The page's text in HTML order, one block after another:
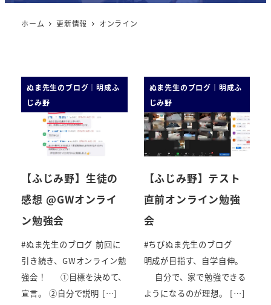
ホーム 更新情報 オンライン
ぬま先生のブログ｜明成ふ
じみ野
【ふじみ野】生徒の
感想 @GWオンライ
ン勉強会
#ぬま先生のブログ 前回に
引き続き、GWオンライン勉
強会！ ①目標を決めて、
宣言。 ②自分で説明 […]
ぬま先生のブログ｜明成ふ
じみ野
【ふじみ野】テスト
直前オンライン勉強
会
#ちびぬま先生のブログ
明成が目指す、自学自伸。
自分で、家で勉強できる
ようになるのが理想。 […]